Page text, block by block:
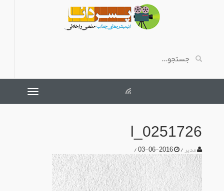
0251726_l
مدیر/
/